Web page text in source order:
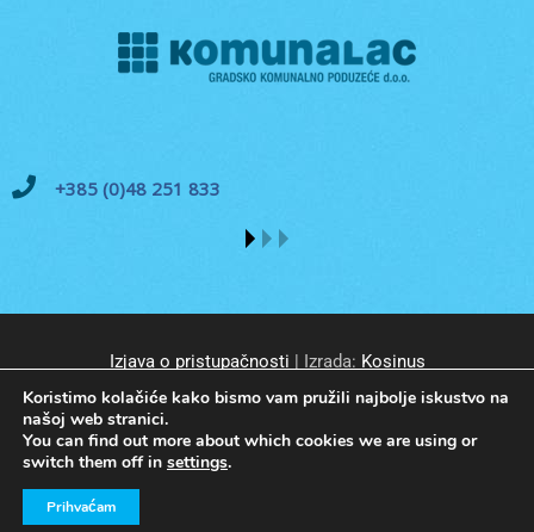
+385 (0)48 251 833
Izjava o pristupačnosti | Izrada: Kosinus
© GKP Komunalac Koprivnica d.o.o. Sva prava pridržana.
Koristimo kolačiće kako bismo vam pružili najbolje iskustvo na
našoj web stranici.
You can find out more about which cookies we are using or
switch them off in settings.
Prihvaćam